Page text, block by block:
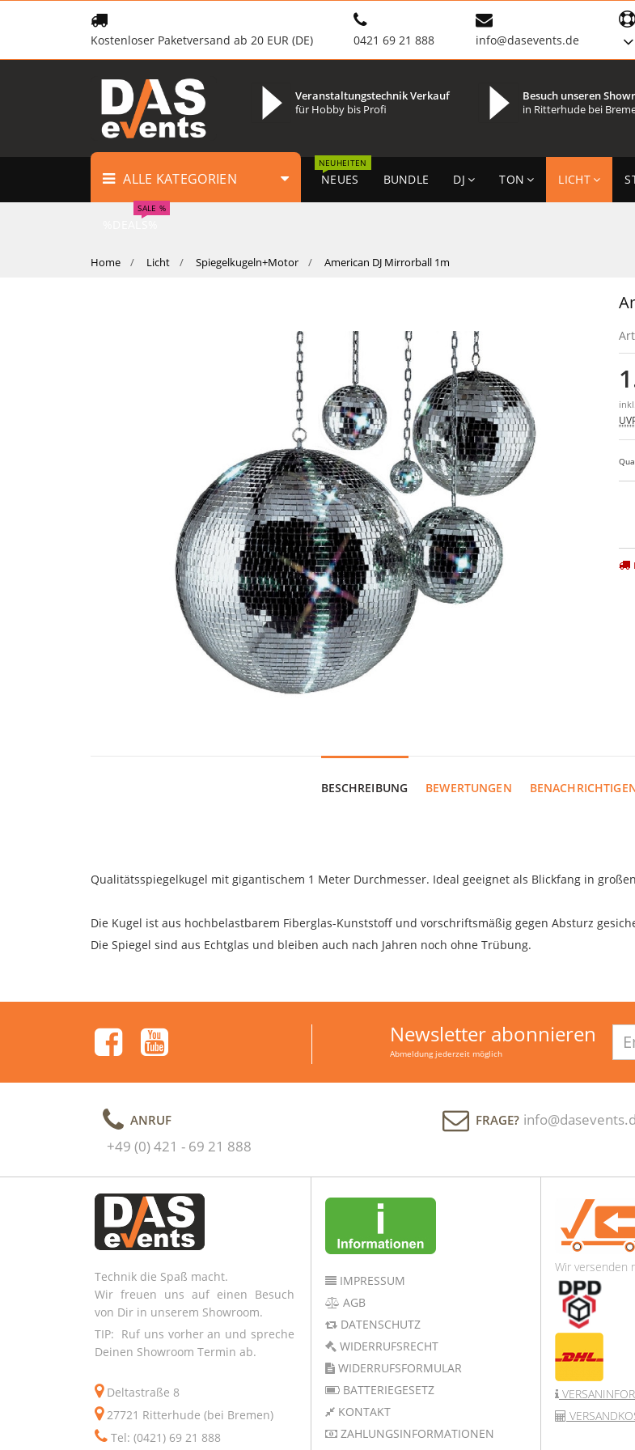
Kostenloser Paketversand ab 20 EUR (DE) 0421 69 21 888 info@dasevents.de
Veranstaltungstechnik Verkauf
für Hobby bis Profi
Besuch unseren
in Ritterhude bei
ALLE KATEGORIEN NEUES
NEUHEITEN
BUNDLE DJ TON LICHT
SALE %
Home Licht Spiegelkugeln+Motor American DJ Mirrorball 1m
BESCHREIBUNG BEWERTUNGEN
Qualitätsspiegelkugel mit gigantischem 1 Meter Durchmesser. Ideal geeignet als Blickfang in
Die Kugel ist aus hochbelastbarem Fiberglas-Kunststoff und vorschriftsmäßig gegen Absturz
Die Spiegel sind aus Echtglas und bleiben auch nach Jahren noch ohne Trübung.
Newsletter abonnieren
Abmeldung jederzeit möglich
ANRUF
+49 (0) 421 - 69 21 888
FRAGE?
Technik die Spaß macht.
Wir freuen uns auf einen Besuch
von Dir in unserem Showroom.
TIP: Ruf uns vorher an und spreche
Deinen Showroom Termin ab.
Deltastraße 8
27721 Ritterhude (bei Bremen)
Tel: (0421) 69 21 888
IMPRESSUM
AGB
DATENSCHUTZ
WIDERRUFSRECHT
WIDERRUFSFORMULAR
BATTERIEGESETZ
KONTAKT
ZAHLUNGSINFORMATIONEN
Wir versenden